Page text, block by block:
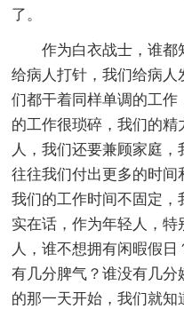
了。
作为白衣战士，谁都
给病人打针，我们给病
们都干着同样单调的工作
的工作很琐碎，我们的
人，我们还要兼顾家庭
往往我们付出更多的时间
我们的工作时间不固定
实在话，作为年轻人，
人，谁不想拥有闲暇假
有几分脾气？谁没有几
的那一天开始，我们就